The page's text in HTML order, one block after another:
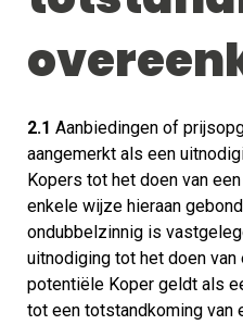
2.1 Aanbiedingen of
aangemerkt als een
Kopers tot het doen van
enkele wijze hieraan
ondubbelzinnig is
uitnodiging tot het doen van
potentiële Koper geldt als
tot een totstandkoming van